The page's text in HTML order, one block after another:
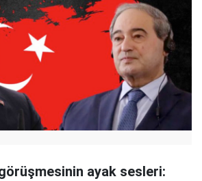
ayak sesleri: